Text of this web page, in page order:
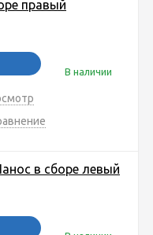
правый
В наличии
в сборе левый